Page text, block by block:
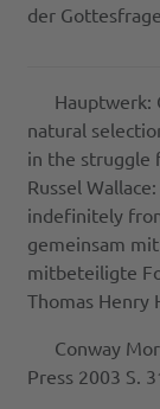
der
Hauptwerk:
natural
in the struggle
Russel
indefinitely
gemeinsam
mitbeteiligte
Thomas Henry
Conway
Press 2003 S.